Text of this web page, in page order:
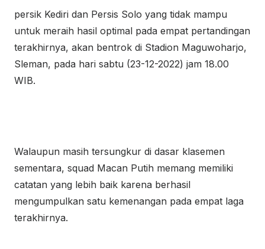
persik Kediri dan Persis Solo yang tidak mampu
untuk meraih hasil optimal pada empat pertandingan
terakhirnya, akan bentrok di Stadion Maguwoharjo,
Sleman, pada hari sabtu (23-12-2022) jam 18.00
WIB.
Walaupun masih tersungkur di dasar klasemen
sementara, squad Macan Putih memang memiliki
catatan yang lebih baik karena berhasil
mengumpulkan satu kemenangan pada empat laga
terakhirnya.